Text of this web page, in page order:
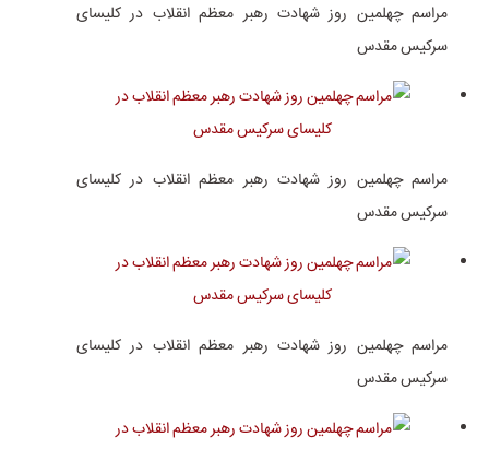
مراسم چهلمین روز شهادت رهبر معظم انقلاب در کلیسای
سرکیس مقدس
مراسم چهلمین روز شهادت رهبر معظم انقلاب در کلیسای
سرکیس مقدس
مراسم چهلمین روز شهادت رهبر معظم انقلاب در کلیسای
سرکیس مقدس